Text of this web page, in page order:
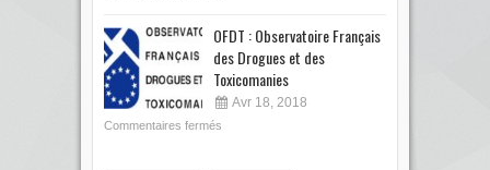
OFDT : Observatoire Français
des Drogues et des
Toxicomanies
Avr 18, 2018
Commentaires fermés